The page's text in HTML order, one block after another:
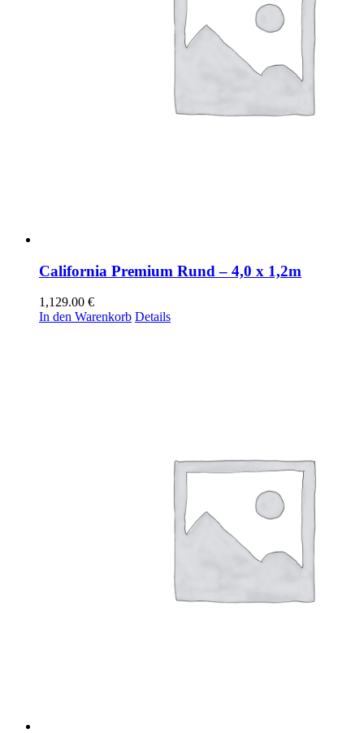
California Premium Rund – 4,0 x 1,2m
1,129.00 €
In den Warenkorb Details